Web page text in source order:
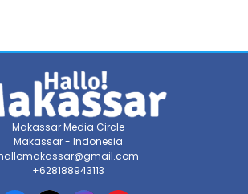
Makassar Media Circle
Makassar - Indonesia
+628188943113